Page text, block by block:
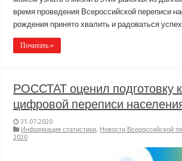
время проведения Всероссийской переписи
рождения принято хвалить и радоваться
Почитать »
РОССТАТ оценил подготовку
цифровой переписи
31.07.2020
Информация статистики, Новости Всероссийской
2020